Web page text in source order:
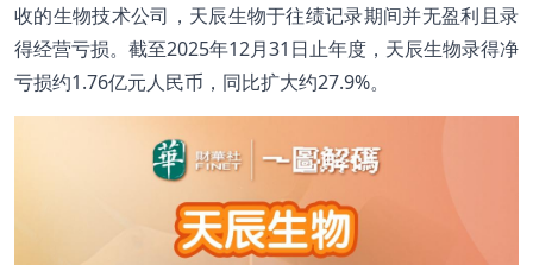
收的生物技术公司，天辰生物于往绩记录期间并无盈利且录
得经营亏损。截至2025年12月31日止年度，天辰生物录得净
亏损约1.76亿元人民币，同比扩大约27.9%。